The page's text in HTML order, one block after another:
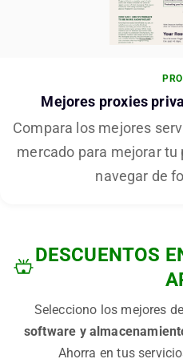
Mejores proxies
Compara los mejores
mercado para mejorar
navegar de
DESCUENTOS
Selecciono los mejores
software y
Ahorra en tus